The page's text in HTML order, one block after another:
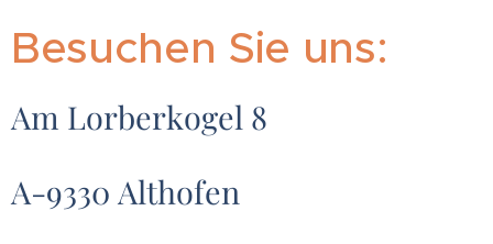
Besuchen Sie uns:
Am Lorberkogel 8
A-9330 Althofen